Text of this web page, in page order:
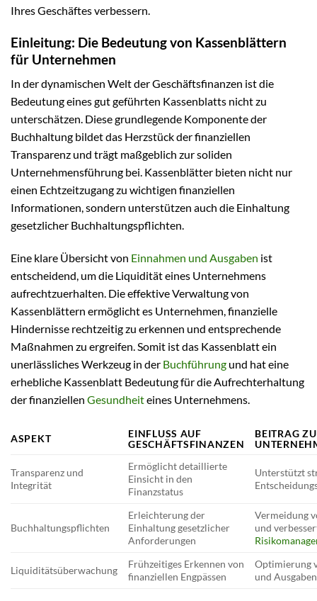
Ihres Geschäftes verbessern.
Einleitung: Die Bedeutung von Kassenblättern
für Unternehmen
In der dynamischen Welt der Geschäftsfinanzen ist die
Bedeutung eines gut geführten Kassenblatts nicht zu
unterschätzen. Diese grundlegende Komponente der
Buchhaltung bildet das Herzstück der finanziellen
Transparenz und trägt maßgeblich zur soliden
Unternehmensführung bei. Kassenblätter bieten nicht nur
einen Echtzeitzugang zu wichtigen finanziellen
Informationen, sondern unterstützen auch die Einhaltung
gesetzlicher Buchhaltungspflichten.
Eine klare Übersicht von Einnahmen und Ausgaben ist
entscheidend, um die Liquidität eines Unternehmens
aufrechtzuerhalten. Die effektive Verwaltung von
Kassenblättern ermöglicht es Unternehmen, finanzielle
Hindernisse rechtzeitig zu erkennen und entsprechende
Maßnahmen zu ergreifen. Somit ist das Kassenblatt ein
unerlässliches Werkzeug in der Buchführung und hat eine
erhebliche Kassenblatt Bedeutung für die Aufrechterhaltung
der finanziellen Gesundheiteines Unternehmens.
ASPEKT
EINFLUSS AUF
GESCHÄFTSFINANZEN
BEITRAG
Transparenz und
Integrität
Ermöglicht detaillierte
Einsicht in den
Finanzstatus
Unterstützt
Buchhaltungspflichten
Erleichterung der
Einhaltung gesetzlicher
Anforderungen
Vermeidung
und
Liquiditätsüberwachung
Frühzeitiges Erkennen von
finanziellen Engpässen
Optimierung
und